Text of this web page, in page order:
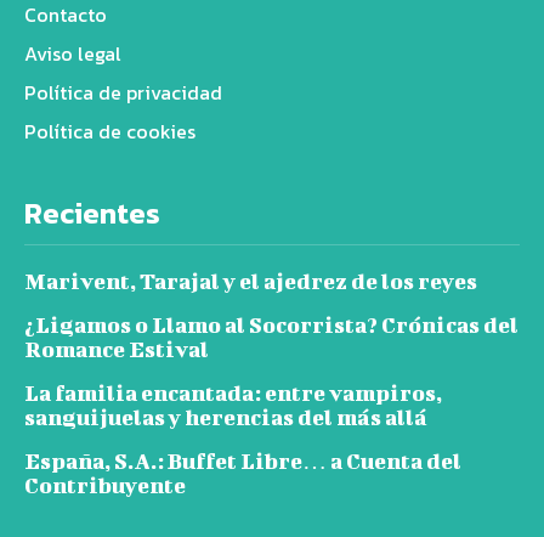
Contacto
Aviso legal
Política de privacidad
Política de cookies
Recientes
Marivent, Tarajal y el ajedrez de los reyes
¿Ligamos o Llamo al Socorrista? Crónicas del
Romance Estival
La familia encantada: entre vampiros,
sanguijuelas y herencias del más allá
España, S.A.: Buffet Libre… a Cuenta del
Contribuyente